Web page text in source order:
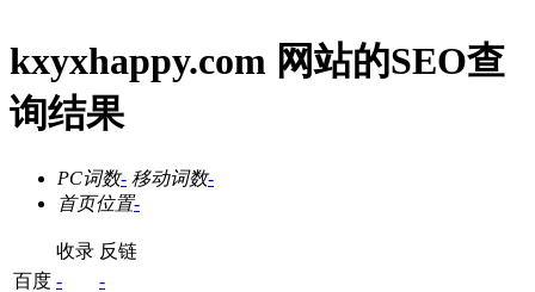
kxyxhappy.com 网站的SEO查
询结果
PC词数- 移动词数-
首页位置-
收录 反链
百度 -
-